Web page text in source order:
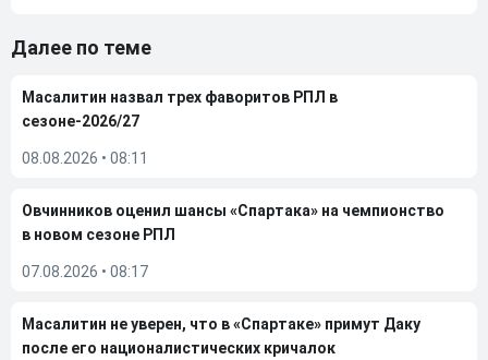
Далее по теме
Масалитин назвал трех фаворитов РПЛ в
сезоне-2026/27
08.08.2026 • 08:11
Овчинников оценил шансы «Спартака» на чемпионство
в новом сезоне РПЛ
07.08.2026 • 08:17
Масалитин не уверен, что в «Спартаке» примут Даку
после его националистических кричалок